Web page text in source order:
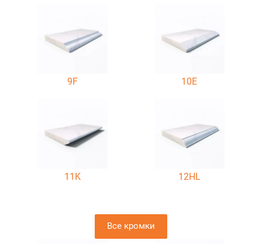
9F 10E
11K 12HL
Все кромки